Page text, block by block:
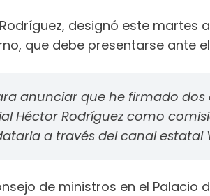
designó este
que debe presentarse ante
anunciar que he firmado
Héctor Rodríguez como
a través del canal estatal
de ministros en el